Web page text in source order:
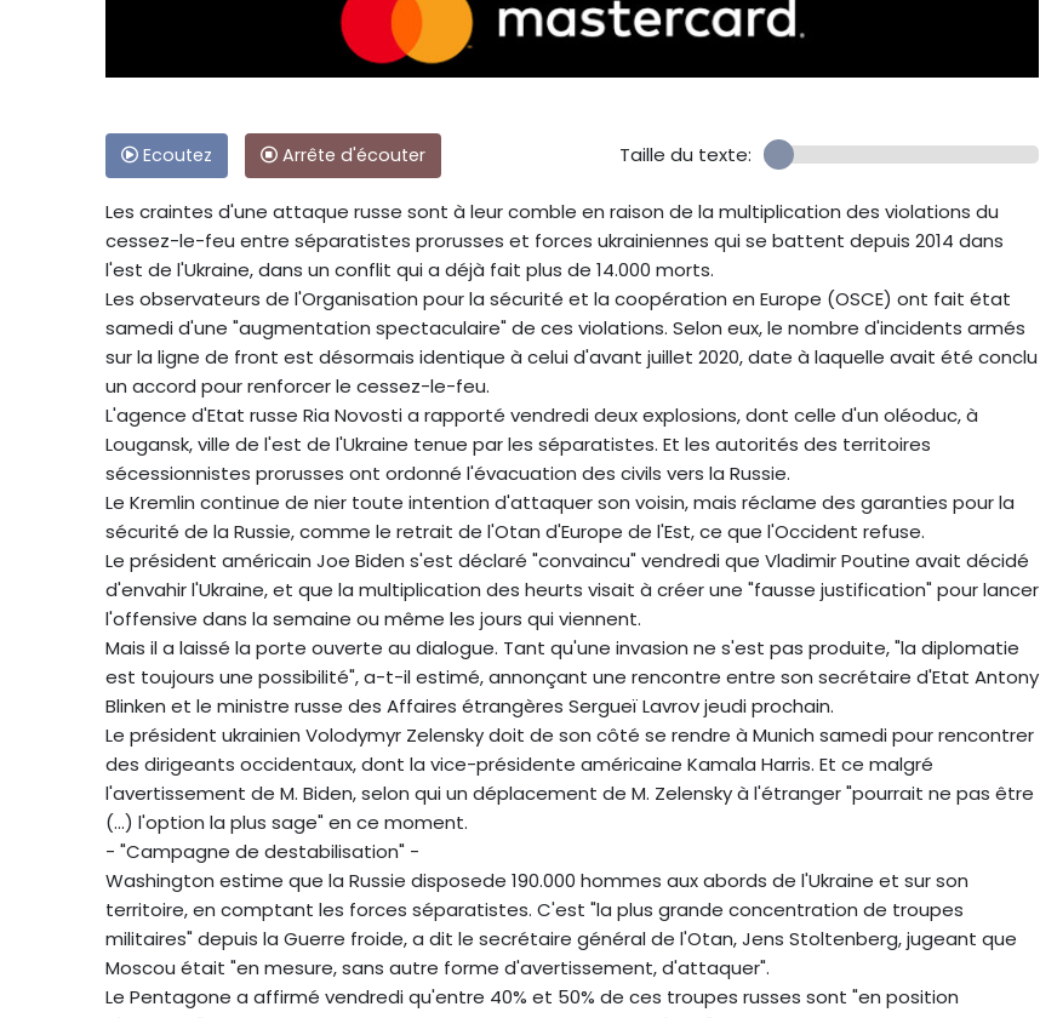
Ecoutez Arrête d'écouter Taille du texte:
Les craintes d'une attaque russe sont à leur comble en raison de la multiplication des violations du
cessez-le-feu entre séparatistes prorusses et forces ukrainiennes qui se battent depuis 2014 dans
l'est de l'Ukraine, dans un conflit qui a déjà fait plus de 14.000 morts.
Les observateurs de l'Organisation pour la sécurité et la coopération en Europe (OSCE) ont fait état
samedi d'une "augmentation spectaculaire" de ces violations. Selon eux, le nombre d'incidents armés
sur la ligne de front est désormais identique à celui d'avant juillet 2020, date à laquelle avait été conclu
un accord pour renforcer le cessez-le-feu.
L'agence d'Etat russe Ria Novosti a rapporté vendredi deux explosions, dont celle d'un oléoduc, à
Lougansk, ville de l'est de l'Ukraine tenue par les séparatistes. Et les autorités des territoires
sécessionnistes prorusses ont ordonné l'évacuation des civils vers la Russie.
Le Kremlin continue de nier toute intention d'attaquer son voisin, mais réclame des garanties pour la
sécurité de la Russie, comme le retrait de l'Otan d'Europe de l'Est, ce que l'Occident refuse.
Le président américain Joe Biden s'est déclaré "convaincu" vendredi que Vladimir Poutine avait décidé
d'envahir l'Ukraine, et que la multiplication des heurts visait à créer une "fausse justification" pour lancer
l'offensive dans la semaine ou même les jours qui viennent.
Mais il a laissé la porte ouverte au dialogue. Tant qu'une invasion ne s'est pas produite, "la diplomatie
est toujours une possibilité", a-t-il estimé, annonçant une rencontre entre son secrétaire d'Etat Antony
Blinken et le ministre russe des Affaires étrangères Sergueï Lavrov jeudi prochain.
Le président ukrainien Volodymyr Zelensky doit de son côté se rendre à Munich samedi pour rencontrer
des dirigeants occidentaux, dont la vice-présidente américaine Kamala Harris. Et ce malgré
l'avertissement de M. Biden, selon qui un déplacement de M. Zelensky à l'étranger "pourrait ne pas être
(...) l'option la plus sage" en ce moment.
- "Campagne de destabilisation" -
Washington estime que la Russie disposede 190.000 hommes aux abords de l'Ukraine et sur son
territoire, en comptant les forces séparatistes. C'est "la plus grande concentration de troupes
militaires" depuis la Guerre froide, a dit le secrétaire général de l'Otan, Jens Stoltenberg, jugeant que
Moscou était "en mesure, sans autre forme d'avertissement, d'attaquer".
Le Pentagone a affirmé vendredi qu'entre 40% et 50% de ces troupes russes sont "en position